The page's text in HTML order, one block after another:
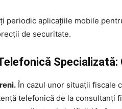
periodic aplicațiile mobile
de securitate.
În cazul unor situații fiscale
telefonică de la consultanți